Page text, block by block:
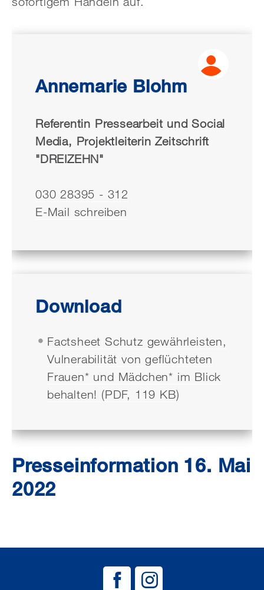
Annemarie Blohm
Referentin Pressearbeit und Social
Media, Projektleiterin Zeitschrift
"DREIZEHN"
030 28395 - 312
E-Mail schreiben
Download
Factsheet Schutz gewährleisten,
Vulnerabilität von geflüchteten
Frauen* und Mädchen* im Blick
behalten! (PDF, 119 KB)
Presseinformation 16. Mai
2022
BAG EJSA